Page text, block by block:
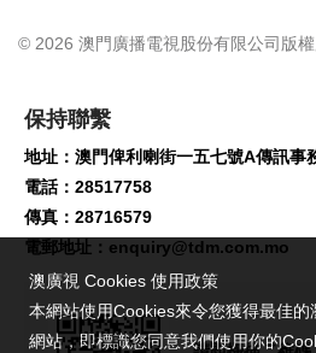
© 2026 澳門廣播電視股份有限公司版
保持聯繫
地址：澳門俾利喇街一五七號A傳訊事
電話：28517758
傳真：28716579
電郵地址： enquiry@tdm.com.mo
澳廣視 Cookies 使用政策
本網站使用Cookies來令您獲得最佳
網站，即標識您同意我們使用你的